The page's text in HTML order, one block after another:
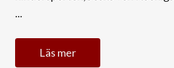
...
Läs mer